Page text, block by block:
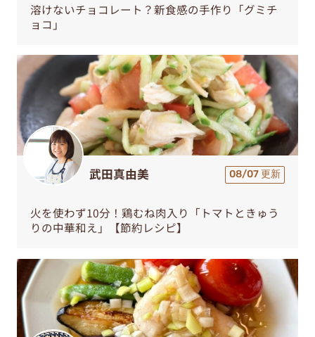
溶けないチョコレート？新食感の手作り「グミチ
ョコ」
武田真由美 08/07 更新
火を使わず10分！鶏むね肉入り「トマトときゅう
りの中華和え」【節約レシピ】